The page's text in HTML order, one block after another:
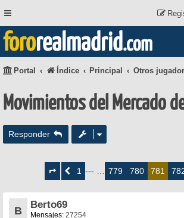
fororealmadrid.com
Portal Índice Principal Otros
Movimientos del Mercado
Responder
deAnterior1 --- … 779 780 781
B
Berto69
Mensajes: 27254